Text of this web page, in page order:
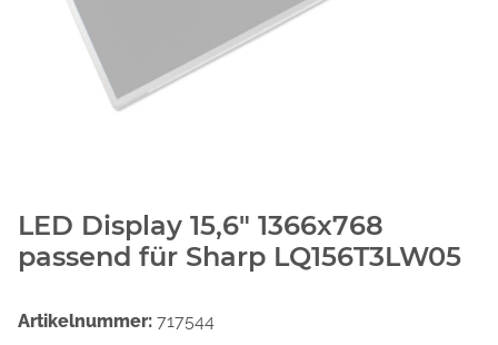
LED Display 15,6" 1366x768
passend für Sharp LQ156T3LW05
Artikelnummer: 717544